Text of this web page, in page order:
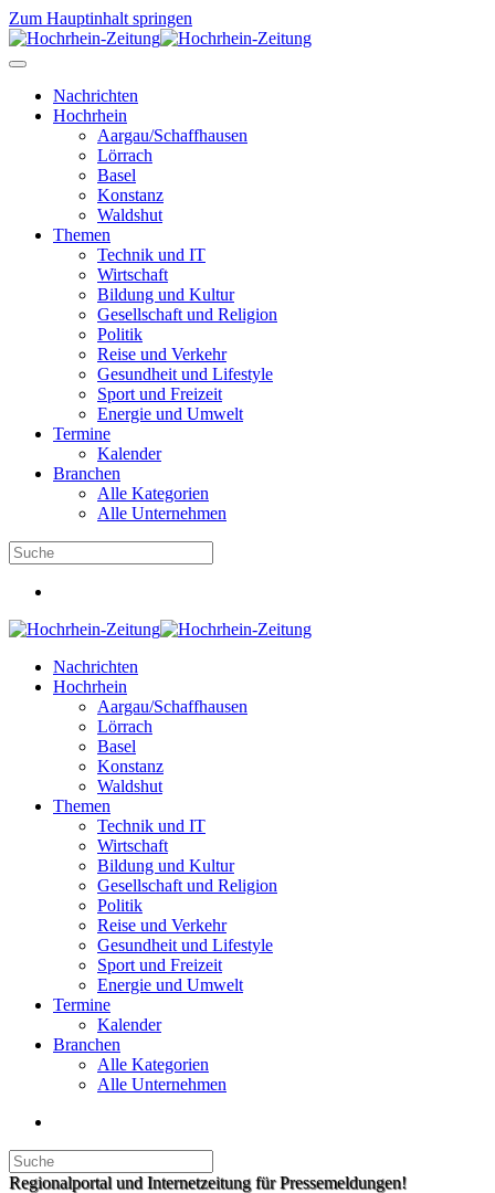
Zum Hauptinhalt springen
Nachrichten
Hochrhein
Aargau/Schaffhausen
Lörrach
Basel
Konstanz
Waldshut
Themen
Technik und IT
Wirtschaft
Bildung und Kultur
Gesellschaft und Religion
Politik
Reise und Verkehr
Gesundheit und Lifestyle
Sport und Freizeit
Energie und Umwelt
Termine
Kalender
Branchen
Alle Kategorien
Alle Unternehmen
Nachrichten
Hochrhein
Aargau/Schaffhausen
Lörrach
Basel
Konstanz
Waldshut
Themen
Technik und IT
Wirtschaft
Bildung und Kultur
Gesellschaft und Religion
Politik
Reise und Verkehr
Gesundheit und Lifestyle
Sport und Freizeit
Energie und Umwelt
Termine
Kalender
Branchen
Alle Kategorien
Alle Unternehmen
Regionalportal und Internetzeitung für Pressemeldungen!